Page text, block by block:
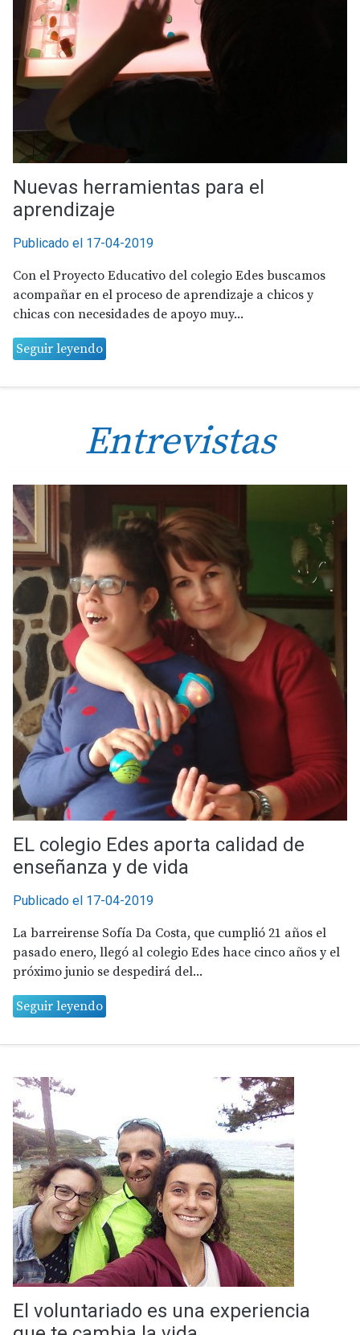
Nuevas herramientas para el
aprendizaje
Publicado el 17-04-2019
Con el Proyecto Educativo del colegio Edes buscamos
acompañar en el proceso de aprendizaje a chicos y
chicas con necesidades de apoyo muy...
Seguir leyendo
Entrevistas
EL colegio Edes aporta calidad de
enseñanza y de vida
Publicado el 17-04-2019
La barreirense Sofía Da Costa, que cumplió 21 años el
pasado enero, llegó al colegio Edes hace cinco años y el
próximo junio se despedirá del...
Seguir leyendo
El voluntariado es una experiencia